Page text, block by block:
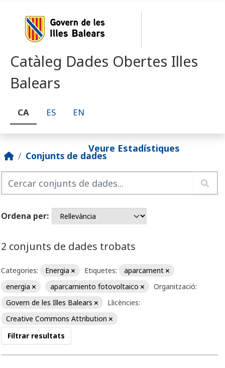
Catàleg Dades Obertes Illes
Balears
CA ES EN
Veure Estadístiques
Conjunts de dades
Ordena per
2 conjunts de dades trobats
Categories: Energia Etiquetes:
aparcament
energia
aparcamiento fotovoltaico
Organització:
Govern de les Illes Balears
Llicències:
Creative Commons Attribution
Filtrar resultats